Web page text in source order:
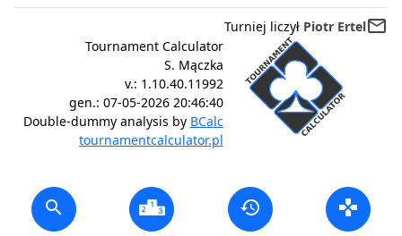
Turniej liczył Piotr Ertelmail_outline
Tournament Calculator
S. Mączka
v.: 1.10.40.11992
gen.: 07-05-2026 20:46:40
Double-dummy analysis by BCalc
tournamentcalculator.pl
search history gamepad